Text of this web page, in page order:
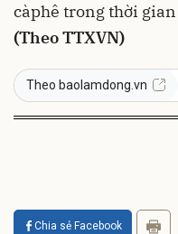
càphê trong thời
(Theo TTXVN)
Theo baolamdong.vn
Chia sẻ Facebook